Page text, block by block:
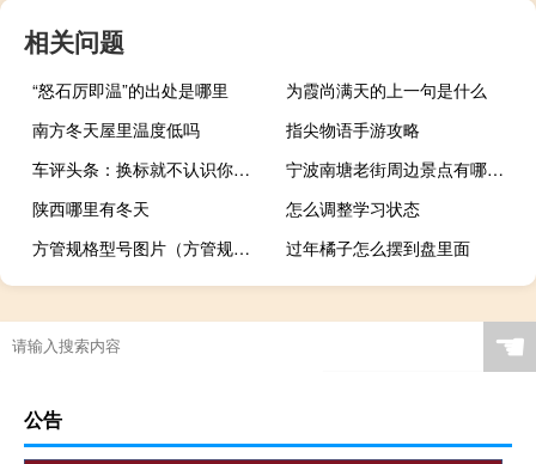
相关问题
“怒石厉即温”的出处是哪里
为霞尚满天的上一句是什么
南方冬天屋里温度低吗
指尖物语手游攻略
车评头条：换标就不认识你了抢先试驾捷达VS5
宁波南塘老街周边景点有哪些好玩的（宁波南塘老街夜市）
陕西哪里有冬天
怎么调整学习状态
方管规格型号图片（方管规格型号尺寸表）
过年橘子怎么摆到盘里面
☚
公告